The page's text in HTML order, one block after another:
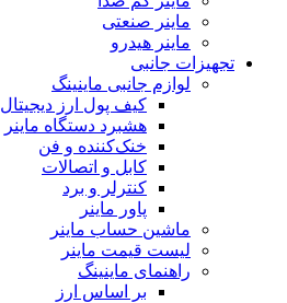
ماینر صنعتی
ماینر هیدرو
تجهیزات جانبی
لوازم جانبی ماینینگ
کیف پول ارز دیجیتال
هشبرد دستگاه ماینر
خنک‌کننده و فن
کابل و اتصالات
کنترلر و برد
پاور ماینر
ماشین حساب ماینر
لیست قیمت ماینر
راهنمای ماینینگ
بر اساس ارز